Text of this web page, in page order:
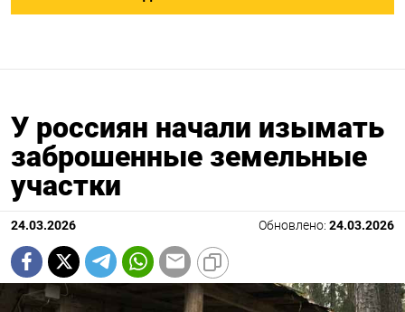
У россиян начали изымать
заброшенные земельные
участки
24.03.2026 Обновлено: 24.03.2026